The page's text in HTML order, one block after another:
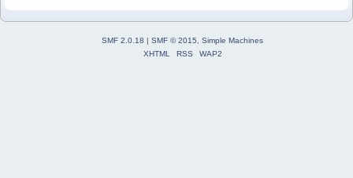
SMF 2.0.18 | SMF © 2015
Simple Machines
XHTML
RSS WAP2